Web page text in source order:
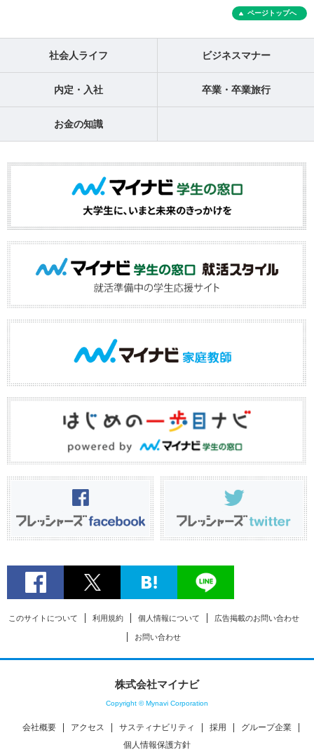
ページトップへ
社会人ライフ ビジネスマナー
内定・入社 卒業・卒業旅行
お金の知識
このサイトについて 利用規約 個人情報について 広告掲載のお問い合わせ
お問い合わせ
株式会社マイナビ
Copyright © Mynavi Corporation
会社概要 アクセス サスティナビリティ 採用
グループ企業
個人情報保護方針